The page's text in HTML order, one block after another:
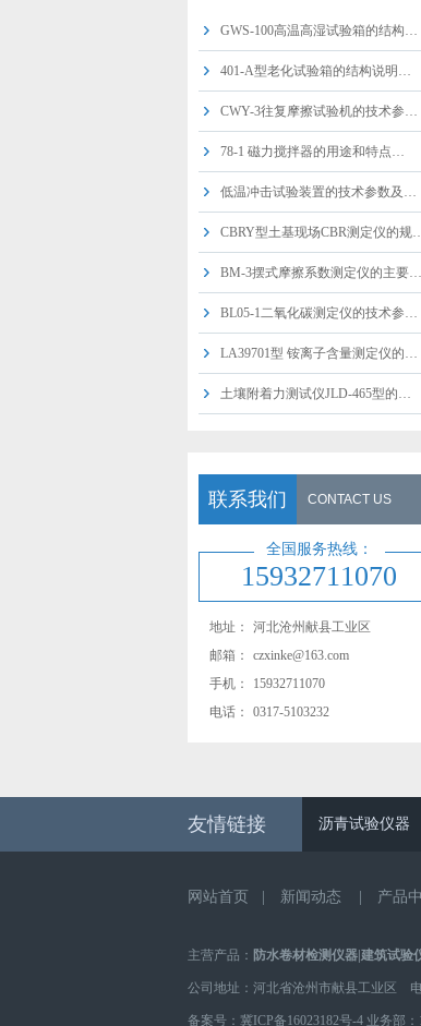
GWS-100高温高湿试验箱的结构…
401-A型老化试验箱的结构说明…
CWY-3往复摩擦试验机的技术参…
78-1 磁力搅拌器的用途和特点…
低温冲击试验装置的技术参数及…
CBRY型土基现场CBR测定仪的规
BM-3摆式摩擦系数测定仪的主要…
BL05-1二氧化碳测定仪的技术参…
LA39701型 铵离子含量测定仪的…
土壤附着力测试仪JLD-465型的…
联系我们 CONTACT US
15932711070
全国服务热线：
地址：
河北沧州献县工业区
邮箱：
czxinke@163.com
手机：
15932711070
电话：
0317-5103232
友情链接 沥青试验仪器
网站首页 新闻动态 产品
主营产品： 防水卷材检测仪器 建筑试验
公司地址：河北省沧州市献县工业区 电
备案号： 冀ICP备16023182号-4 业务部：